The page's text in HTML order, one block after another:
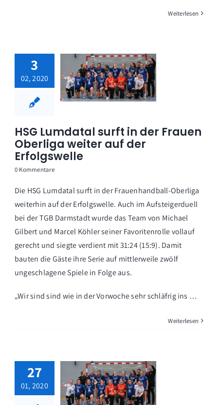
Weiterlesen
3
02, 2020
HSG Lumdatal surft in der Frauen
Oberliga weiter auf der
Erfolgswelle
0 Kommentare
Die HSG Lumdatal surft in der Frauenhandball-Oberliga
weiterhin auf der Erfolgswelle. Auch im Aufsteigerduell
bei der TGB Darmstadt wurde das Team von Michael
Gilbert und Marcel Köhler seiner Favoritenrolle vollauf
gerecht und siegte verdient mit 31:24 (15:9). Damit
bauten die Gäste ihre Serie auf mittlerweile zwölf
ungeschlagene Spiele in Folge aus.
„Wir sind sind wie in der Vorwoche sehr schläfrig ins …
Weiterlesen
27
01, 2020